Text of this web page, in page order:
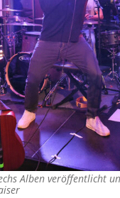
Alben veröffentlicht